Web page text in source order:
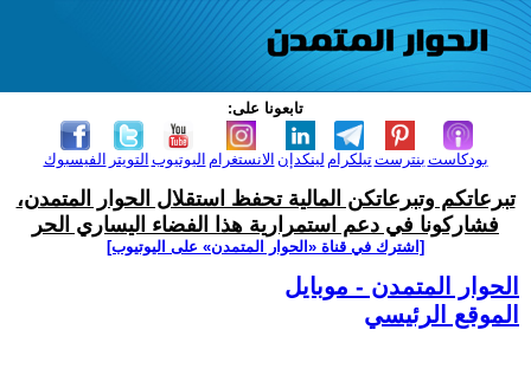
تابعونا على:
الفيسبوك التويتر اليوتيوب الانستغرام لينكدإن تيلكرامبنترست بودكاست
تبرعاتكم وتبرعاتكن المالية تحفظ استقلال الحوار المتمدن،
فشاركونا في دعم استمرارية هذا الفضاء اليساري الحر
[اشترك في قناة ‫«الحوار المتمدن» على اليوتيوب]
الحوار المتمدن - موبايل
الموقع الرئيسي